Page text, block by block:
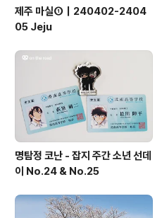
제주 마실①｜240402-2404
05 Jeju
명탐정 코난 - 잡지 주간 소년 선데
이 No.24 & No.25